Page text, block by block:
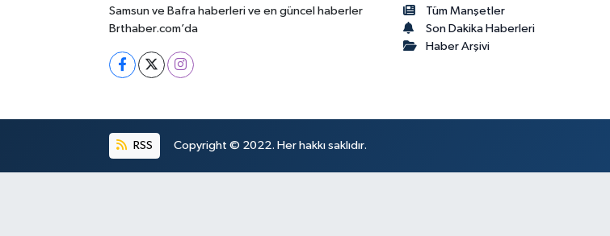
Samsun ve Bafra haberleri ve en güncel haberler
Brthaber.com’da
Tüm Manşetler
Son Dakika Haberleri
Haber Arşivi
RSS Copyright © 2022. Her hakkı saklıdır.